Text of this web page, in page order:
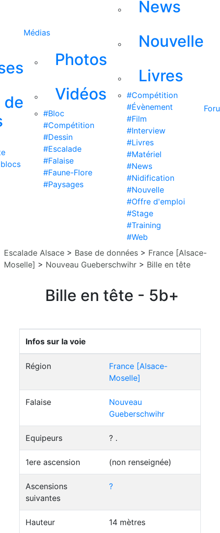
de
Médias
Photos
Vidéos
#Bloc
#Compétition
#Dessin
#Escalade
#Falaise
#Faune-Flore
#Paysages
News
Nouvelle
Livres
#Compétition
#Évènement
#Film
#Interview
#Livres
#Matériel
#News
#Nidification
#Nouvelle
#Offre d'emploi
#Stage
#Training
#Web
Escalade Alsace > Base de données > France [Alsace-
Moselle] > Nouveau Gueberschwihr > Bille en tête
Bille en tête - 5b+
Infos sur la voie
Région
France [Alsace-
Moselle]
Falaise
Nouveau
Gueberschwihr
Equipeurs ? .
1ere ascension (non renseignée)
Ascensions
suivantes
?
Hauteur 14 mètres